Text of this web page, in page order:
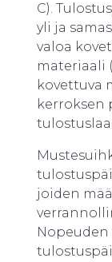
C).
yli ja
valoa
materiaali
kovettuva
kerroksen
joiden